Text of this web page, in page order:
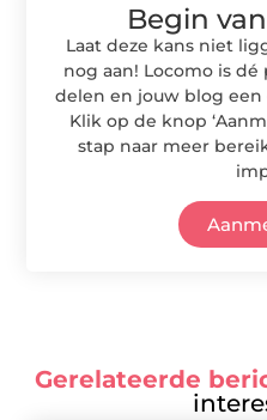
Begin
Laat deze kans niet
nog aan! Locomo is
delen en jouw blog
Klik op de knop
stap naar meer
Gerelateerde